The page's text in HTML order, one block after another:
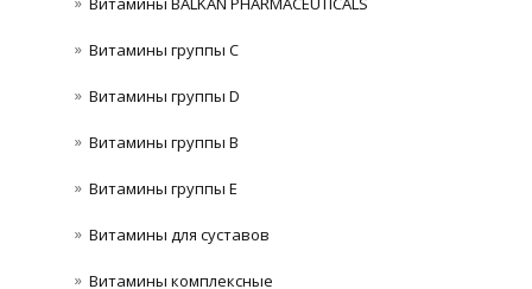
Витамины группы C
Витамины группы D
Витамины группы В
Витамины группы Е
Витамины для суставов
Витамины комплексные